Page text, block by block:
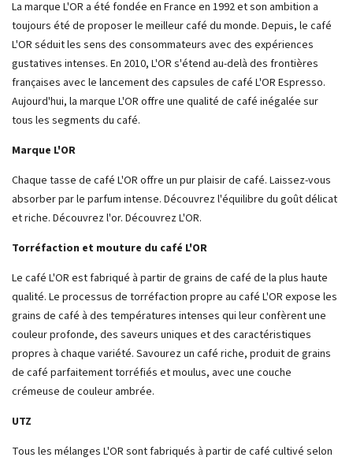
La marque L'OR a été fondée en France en 1992 et son ambition a
toujours été de proposer le meilleur café du monde. Depuis, le café
L'OR séduit les sens des consommateurs avec des expériences
gustatives intenses. En 2010, L'OR s'étend au-delà des frontières
françaises avec le lancement des capsules de café L'OR Espresso.
Aujourd'hui, la marque L'OR offre une qualité de café inégalée sur
tous les segments du café.
Marque L'OR
Chaque tasse de café L'OR offre un pur plaisir de café. Laissez-vous
absorber par le parfum intense. Découvrez l'équilibre du goût délicat
et riche. Découvrez l'or. Découvrez L'OR.
Torréfaction et mouture du café L'OR
Le café L'OR est fabriqué à partir de grains de café de la plus haute
qualité. Le processus de torréfaction propre au café L'OR expose les
grains de café à des températures intenses qui leur confèrent une
couleur profonde, des saveurs uniques et des caractéristiques
propres à chaque variété. Savourez un café riche, produit de grains
de café parfaitement torréfiés et moulus, avec une couche
crémeuse de couleur ambrée.
UTZ
Tous les mélanges L'OR sont fabriqués à partir de café cultivé selon